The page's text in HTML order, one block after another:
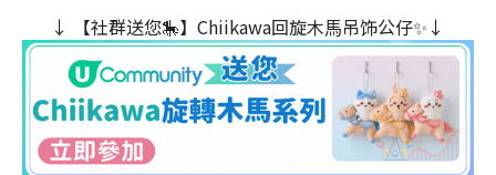
↓ 【社群送您🎠】Chiikawa回旋木⾺吊饰公仔✨↓